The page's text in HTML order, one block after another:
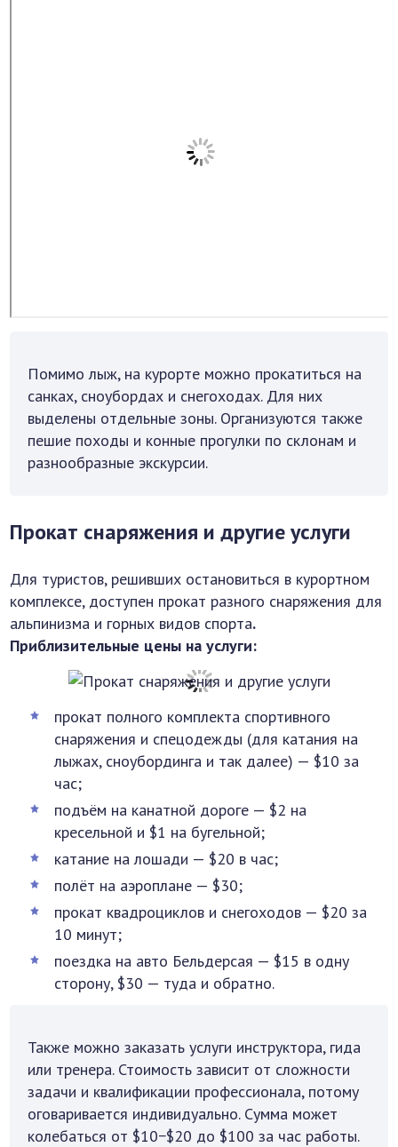
Помимо лыж, на курорте можно прокатиться на
санках, сноубордах и снегоходах. Для них
выделены отдельные зоны. Организуются также
пешие походы и конные прогулки по склонам и
разнообразные экскурсии.
Прокат снаряжения и другие услуги
Для туристов, решивших остановиться в курортном
комплексе, доступен прокат разного снаряжения для
альпинизма и горных видов спорта.
Приблизительные цены на услуги:
прокат полного комплекта спортивного
снаряжения и спецодежды (для катания на
лыжах, сноубординга и так далее) — $10 за
час;
подъём на канатной дороге — $2 на
кресельной и $1 на бугельной;
катание на лошади — $20 в час;
полёт на аэроплане — $30;
прокат квадроциклов и снегоходов — $20 за
10 минут;
поездка на авто Бельдерсая — $15 в одну
сторону, $30 — туда и обратно.
Также можно заказать услуги инструктора, гида
или тренера. Стоимость зависит от сложности
задачи и квалификации профессионала, потому
оговаривается индивидуально. Сумма может
колебаться от $10−$20 до $100 за час работы.